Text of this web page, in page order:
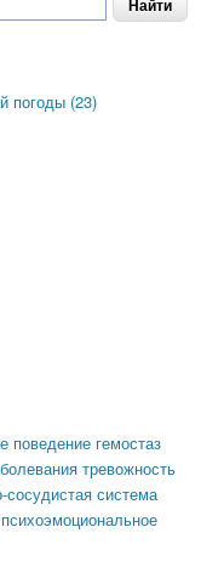
погоды (23)
поведение гемостаз
тревожность
сосудистая система
психоэмоциональное